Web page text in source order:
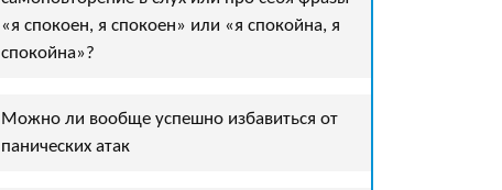
«я спокоен, я спокоен» или «я спокойна, я
спокойна»?
Можно ли вообще успешно избавиться от
панических атак